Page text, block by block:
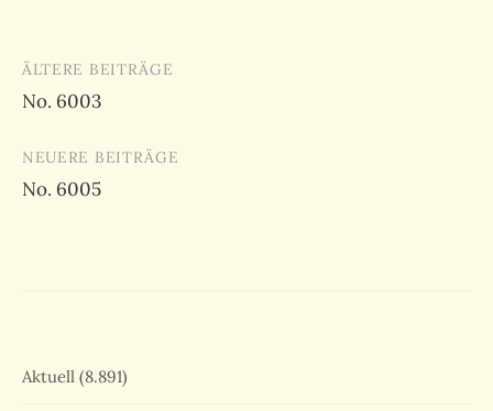
Beitragsnavigation
ÄLTERE BEITRÄGE
No. 6003
NEUERE BEITRÄGE
No. 6005
Aktuell (8.891)